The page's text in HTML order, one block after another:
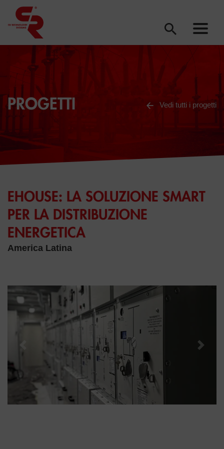
PROGETTI Vedi tutti i progetti
EHOUSE: LA SOLUZIONE SMART
PER LA DISTRIBUZIONE
ENERGETICA
America Latina
Previous Next